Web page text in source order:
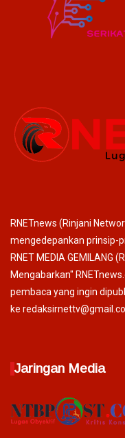
RNETnews (Rinjani
mengedepankan prinsip-
RNET MEDIA GEMILANG
Mengabarkan"
pembaca yang ingin
ke
Jaringan Media